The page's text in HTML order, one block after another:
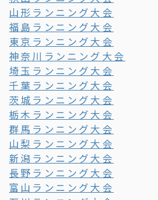
山形ランニング大会
福島ランニング大会
東京ランニング大会
神奈川ランニング大会
埼玉ランニング大会
千葉ランニング大会
茨城ランニング大会
栃木ランニング大会
群馬ランニング大会
山梨ランニング大会
新潟ランニング大会
長野ランニング大会
富山ランニング大会